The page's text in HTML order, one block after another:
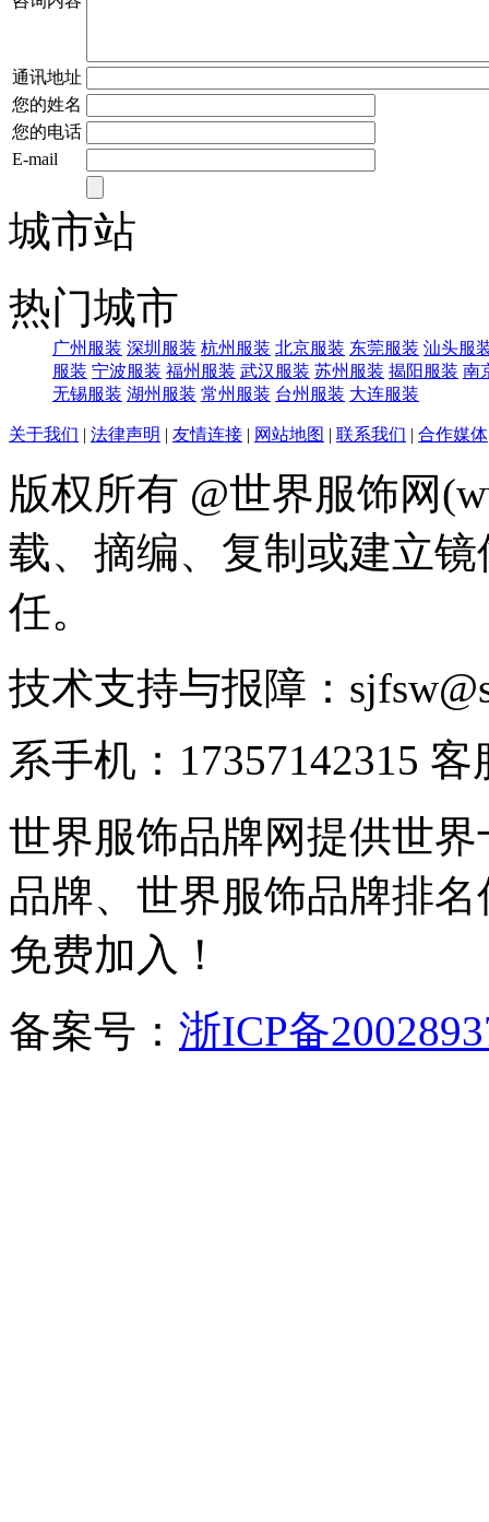
通讯地址
您的姓名
您的电话
E-mail
城市站
热门城市
广州服装 深圳服装 杭州服装 北京服装 东莞服装 汕头服
服装 宁波服装 福州服装 武汉服装 苏州服装 揭阳服装 南
无锡服装 湖州服装 常州服装 台州服装 大连服装
关于我们 | 法律声明 | 友情连接 | 网站地图 | 联系我们 | 合作媒体
版权所有 @世界服饰网
载、摘编、复制或建立
任。
技术支持与报障：
系手机：17357142315 客
世界服饰品牌网提供世
品牌、世界服饰品牌排
免费加入！
备案号： 浙ICP备